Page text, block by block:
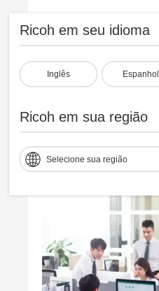
Ricoh em seu idioma
Inglês Espanhol
Ricoh em sua região
Selecione sua região
Excelente
Captura todos os
novas